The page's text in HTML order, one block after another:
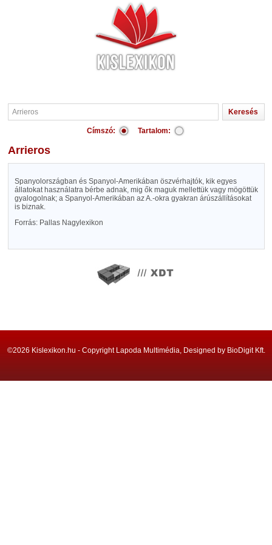
Címszó: Tartalom:
Arrieros
Spanyolországban és Spanyol-Amerikában öszvérhajtók, kik egyes
állatokat használatra bérbe adnak, mig ők maguk mellettük vagy mögöttük
gyalogolnak; a Spanyol-Amerikában az A.-okra gyakran árúszállításokat
is biznak.
Forrás: Pallas Nagylexikon
©2026 Kislexikon.hu - Copyright Lapoda Multimédia, Designed by BioDigit Kft.